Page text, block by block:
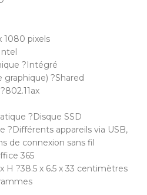
1080 pixels
?Intégré
?Shared
?Disque SSD
?Différents appareils via USB,
de connexion sans fil
365
H ?38.5 x 6.5 x 33 centimètres